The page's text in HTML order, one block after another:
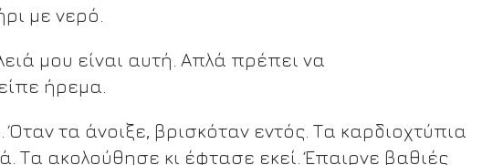
με νερό.
μου είναι αυτή. Απλά πρέπει να
ήρεμα.
Όταν τα άνοιξε, βρισκόταν εντός. Τα καρδιοχτύπια
Τα ακολούθησε κι έφτασε εκεί. Έπαιρνε βαθιές